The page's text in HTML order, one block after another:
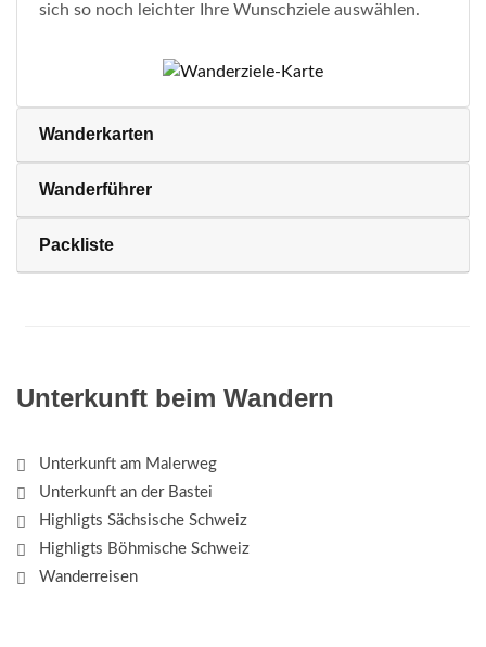
sich so noch leichter Ihre Wunschziele auswählen.
Wanderkarten
Wanderführer
Packliste
Unterkunft beim Wandern
Unterkunft am Malerweg
Unterkunft an der Bastei
Highligts Sächsische Schweiz
Highligts Böhmische Schweiz
Wanderreisen